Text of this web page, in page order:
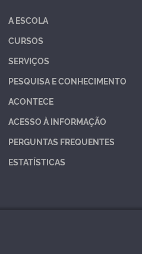
A ESCOLA
CURSOS
SERVIÇOS
PESQUISA E CONHECIMENTO
ACONTECE
ACESSO À INFORMAÇÃO
PERGUNTAS FREQUENTES
ESTATÍSTICAS